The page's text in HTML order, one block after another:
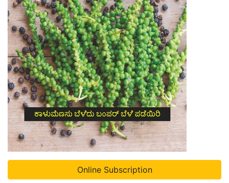
Online Subscription